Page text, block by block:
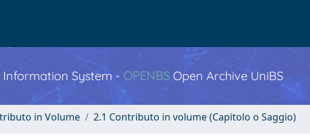
System - OPENBS Open Archive UniBS
in Volume 2.1 Contributo in volume (Capitolo o Saggio)